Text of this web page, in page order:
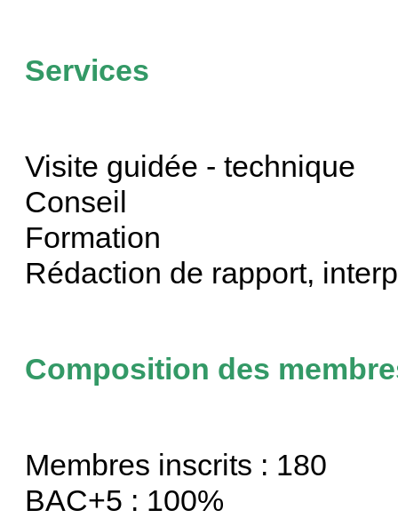
Services
Visite guidée - technique
Conseil
Formation
Rédaction de rapport,
Composition des
Membres inscrits : 180
BAC+5 : 100%